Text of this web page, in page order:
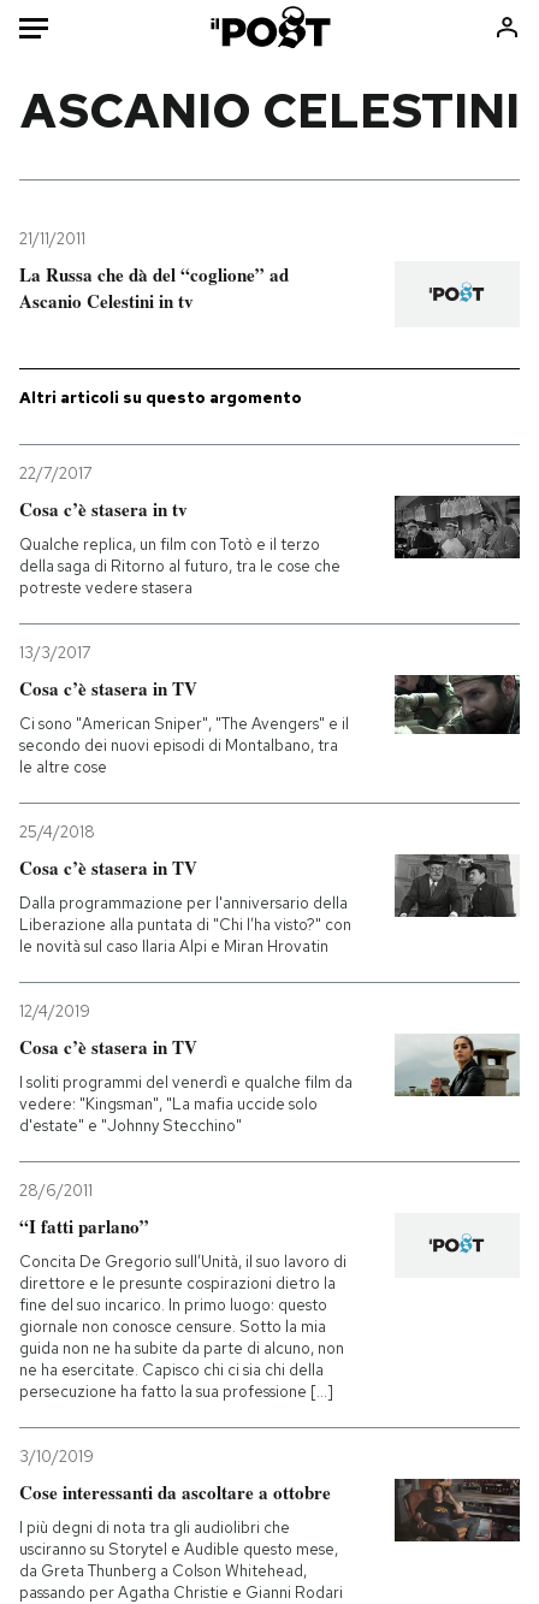
Mondo
Politica
Tecnologia
Scienza
Cultura
Economia
Sport
Media
Altrecose
PODCAST
NEWSLETTER
I MIEI PREFERITI
SHOP
CALENDARIO
AREA PERSONALE
ASCANIO CELESTINI
21/11/2011
La Russa che dà del “coglione” ad
Ascanio Celestini in tv
Altri articoli su questo argomento
22/7/2017
Cosa c’è stasera in tv
Qualche replica, un film con Totò e il terzo
della saga di Ritorno al futuro, tra le cose che
potreste vedere stasera
13/3/2017
Cosa c’è stasera in TV
Ci sono "American Sniper", "The Avengers" e il
secondo dei nuovi episodi di Montalbano, tra
le altre cose
25/4/2018
Cosa c’è stasera in TV
Dalla programmazione per l'anniversario della
Liberazione alla puntata di "Chi l’ha visto?" con
le novità sul caso Ilaria Alpi e Miran Hrovatin
12/4/2019
Cosa c’è stasera in TV
I soliti programmi del venerdì e qualche film da
vedere: "Kingsman", "La mafia uccide solo
d'estate" e "Johnny Stecchino"
28/6/2011
“I fatti parlano”
Concita De Gregorio sull’Unità, il suo lavoro di
direttore e le presunte cospirazioni dietro la
fine del suo incarico. In primo luogo: questo
giornale non conosce censure. Sotto la mia
guida non ne ha subite da parte di alcuno, non
ne ha esercitate. Capisco chi ci sia chi della
persecuzione ha fatto la sua professione [...]
3/10/2019
Cose interessanti da ascoltare a ottobre
I più degni di nota tra gli audiolibri che
usciranno su Storytel e Audible questo mese,
da Greta Thunberg a Colson Whitehead,
passando per Agatha Christie e Gianni Rodari